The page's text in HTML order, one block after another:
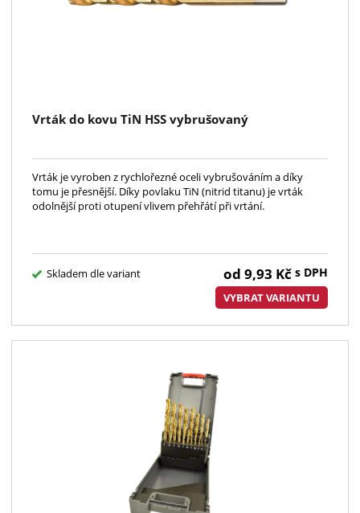
Vrták do kovu TiN HSS vybrušovaný
Vrták je vyroben z rychlořezné oceli vybrušováním a díky
tomu je přesnější. Díky povlaku TiN (nitrid titanu) je vrták
odolnější proti otupení vlivem přehřátí při vrtání.
Skladem dle variant od 9,93 Kč s DPH
VYBRAT VARIANTU